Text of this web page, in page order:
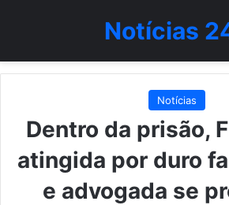
Notícias
Notícias
Dentro da prisão,
atingida por duro
e advogada se